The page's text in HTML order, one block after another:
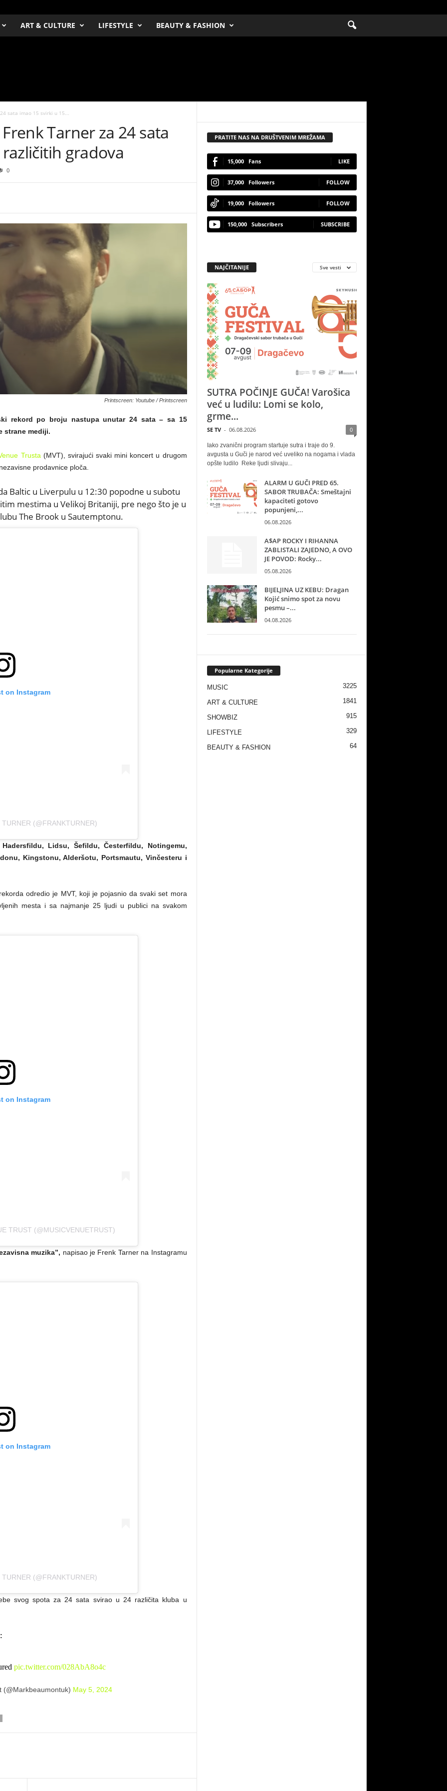
ART & CULTURE LIFESTYLE BEAUTY & FASHION
sata imao 15 svirki u 15...
Tarner za 24 sata
gradova
0
Printscreen: Youtube / Printscreen
rekord po broju nastupa unutar 24 sata – sa 15
strane mediji.
Trusta (MVT), svirajući svaki mini koncert u drugom
prodavnice ploča.
Baltic u Liverpulu u 12:30 popodne u subotu
mestima u Velikoj Britaniji, pre nego što je u
The Brook u Sautemptonu.
on Instagram
(@FRANKTURNER)
Lidsu, Šefildu, Česterfildu, Notingemu,
Kingstonu, Alderšotu, Portsmautu, Vinčesteru i
odredio je MVT, koji je pojasnio da svaki set mora
mesta i sa najmanje 25 ljudi u publici na svakom
on Instagram
TRUST (@MUSICVENUETRUST)
muzika”, napisao je Frenk Tarner na Instagramu
on Instagram
(@FRANKTURNER)
svog spota za 24 sata svirao u 24 različita kluba u
pic.twitter.com/028AbA8o4c
May 5, 2024
PRATITE NAS NA DRUŠTVENIM MREŽAMA
15,000 Fans LIKE
37,000 Followers FOLLOW
19,000 Followers FOLLOW
150,000 Subscribers SUBSCRIBE
NAJČITANIJE Sve vesti
SUTRA POČINJE GUČA! Varošica
već u ludilu: Lomi se kolo,
grme...
SE TV - 06.08.2026 0
Iako zvanični program startuje sutra i traje do 9.
avgusta u Guči je narod već uveliko na nogama i vlada
opšte ludilo Reke ljudi slivaju...
ALARM U GUČI PRED 65.
SABOR TRUBAČA: Smeštajni
kapaciteti gotovo
popunjeni,...
06.08.2026
A$AP ROCKY I RIHANNA
ZABLISTALI ZAJEDNO, A OVO
JE POVOD: Rocky...
05.08.2026
BIJELJINA UZ KEBU: Dragan
Kojić snimo spot za novu
pesmu –...
04.08.2026
Popularne Kategorije
MUSIC 3225
ART & CULTURE 1841
SHOWBIZ 915
LIFESTYLE 329
BEAUTY & FASHION 64